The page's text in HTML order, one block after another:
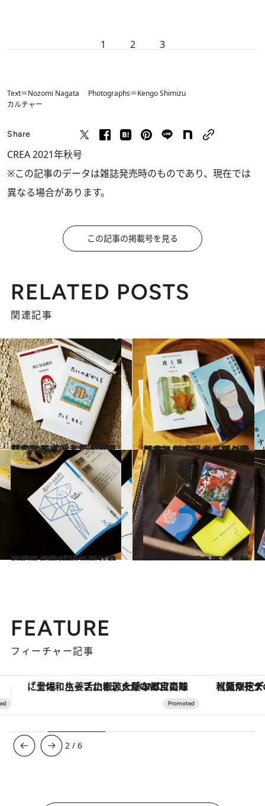
1 2 3
Text＝Nozomi Nagata Photographs＝Kengo Shimizu
カルチャー
Share
CREA 2021年秋号
※この記事のデータは雑誌発売時のものであり、現在では
異なる場合があります。
この記事の掲載号を見る
RELATED POSTS
関連記事
2021.10.25
【12人の本好きが選ぶ愛読書】 くすっと笑えて楽しくなる 読むと心が軽くなる10冊
カルチャー 2021.10.21
【12人の本好きが選ぶ愛読書】 読むと必ず涙が出てきてしまう 心を揺り動かされた8冊
カルチャー
2021.10.24
【12人の本好きが選ぶ愛読書】 苦しくって切なくって甘く痛む 浸りたい時に読みたい8冊
カルチャー 2021.10.23
【12人の本好きが選ぶ愛読書】 ページをめくると力が湧いてくる 元気を分けてもらえる11冊
カルチャー
FEATURE
フィーチャー記事
【夏限定ディナーコース】旬を迎える稚鮎や花ズッキーニなどをイタリア・トスカーナの郷土料理の手法で満喫！ ヴァシュロン・コンスタンタ
3 /6